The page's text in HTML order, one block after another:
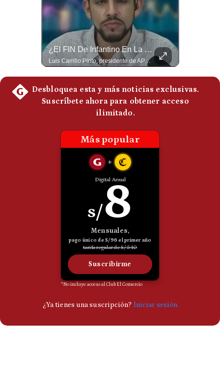
Privacidad
De
Cookies
Preguntas
¿El FIN De Infantino En La FIFA? El Grave Pronóstico Sobre Su Renuncia | #EnClaveEconómica
Luis Carrillo Pinto, presidente de APEMD pronostica meses muy difíciles para Infantino y sostiene que una mayor presión de la UEFA, junto con nuevas investigaciones periodísticas, podría llevarlo a dimitir. También menciona renuncias internas y acusaciones de que el proyecto fue impulsado por una sola persona. #GianniInfantino #FIFA #UEFA #LuisCarrilloPinto #APEMD #Futbol #NoticiasDeportivas #Mundial #Shorts 👉 Suscríbete y activa la campana para no perderte nuestro análisis diario. 🌎 Síguenos en nuestras redes sociales: 📌 Web oficial: https://gestion.pe/mundo/ 📌 LinkedIn: http://bit.ly/3HYIET0 📌 X (Twitter): http://bit.ly/4noZtX9 📌 TikTok: http://bit.ly/4evB6TO